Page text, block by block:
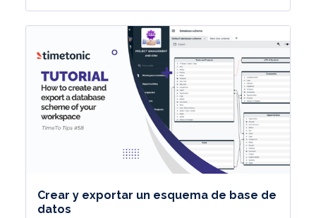
Crear y exportar un esquema de base de
datos